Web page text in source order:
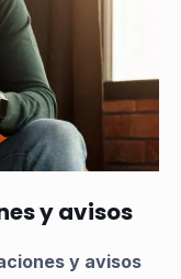
y avisos
y avisos